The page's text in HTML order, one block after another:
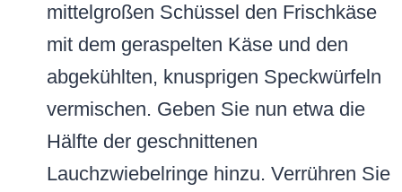
mittelgroßen Schüssel den Frischkäse
mit dem geraspelten Käse und den
abgekühlten, knusprigen Speckwürfeln
vermischen. Geben Sie nun etwa die
Hälfte der geschnittenen
Lauchzwiebelringe hinzu. Verrühren Sie